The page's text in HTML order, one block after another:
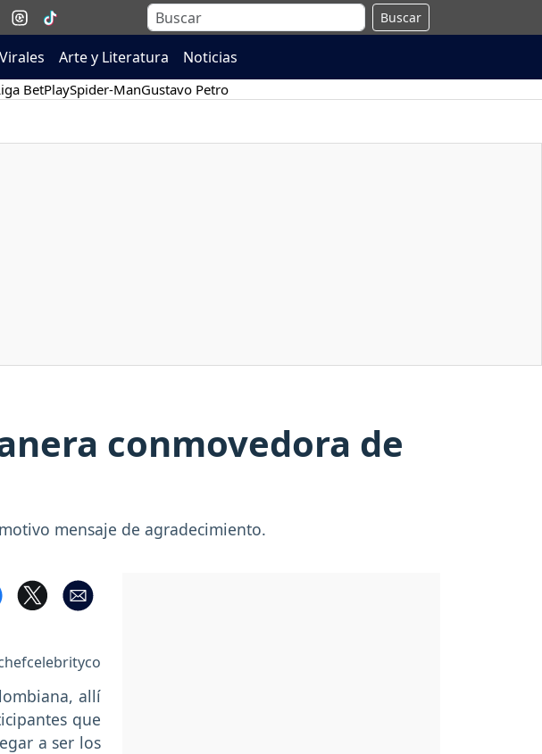
Buscar
Virales Arte y Literatura Noticias
BetPlaySpider-ManGustavo Petro
conmovedora de
mensaje de agradecimiento.
allí
que
a ser los